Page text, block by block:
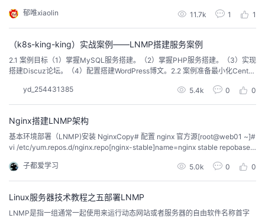
注
开
发
者
学
堂
的
我
的
Programs
我
的
支
持
我
技
的
郁唯xiaolin 11.7k 1 1
（k8s-king-king）实战案例——LNMP搭建服务案例
2.1 案例目标（1）掌握MySQL服务搭建。（2）掌握PHP服务搭建。（3）实现
搭建Discuz论坛。（4）配置搭建WordPress博文。2.2 案例准备最小化CentO
源[root@localhost ~]# hostnamectl set-hostname lnmp[root@localhost...
yd_254431385 5.4k 0 0
Nginx搭建LNMP架构
基本环境部署（LNMP)安装 NginxCopy# 配置 nginx 官方源[root@web01 ~]#
vi /etc/yum.repos.d/nginx.repo[nginx-stable]name=nginx stable repobaseu
nab...子都爱学习 5.0k 0 0
Linux服务器技术教程之五部署LNMP
LNMP是指一组通常一起使用来运行动态网站或者服务器的自由软件名称首字